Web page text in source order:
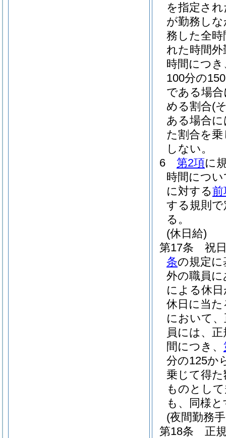
を指定さ
が勤務し
務した全
れた時間
時間につき
100分の150
である場
める割合(
ある場合
た割合を
しない。
6
第2項に
時間につ
に対する前
する規則
る。
(休日給)
第17条
祝
条の規定
外の職員
による休
休日に当
において
員には、
間につき、
分の125か
乗じて得
ものとし
も、同様
(夜間勤務
第18条
正